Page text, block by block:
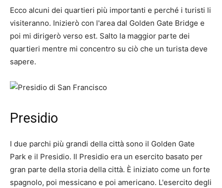
Ecco alcuni dei quartieri più importanti e perché i turisti li
visiteranno. Inizierò con l'area dal Golden Gate Bridge e
poi mi dirigerò verso est. Salto la maggior parte dei
quartieri mentre mi concentro su ciò che un turista deve
sapere.
Presidio
I due parchi più grandi della città sono il Golden Gate
Park e il Presidio. Il Presidio era un esercito basato per
gran parte della storia della città. È iniziato come un forte
spagnolo, poi messicano e poi americano. L'esercito degli